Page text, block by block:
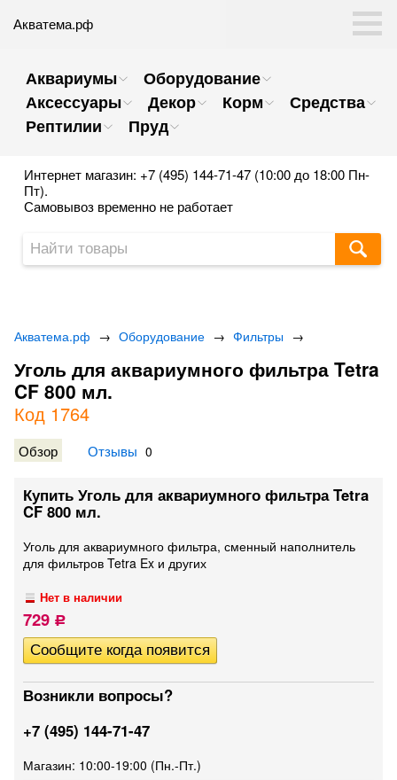
Акватема.рф
Аквариумы
Оборудование
Аксессуары
Декор Корм
Средства
Рептилии
Пруд
Интернет магазин: +7 (495) 144-71-47 (10:00 до 18:00 Пн-
Пт).
Самовывоз временно не работает
Акватема.рф → Оборудование → Фильтры →
Уголь для аквариумного фильтра Tetra
CF 800 мл.
Код 1764
Обзор Отзывы 0
Купить Уголь для аквариумного фильтра Tetra
CF 800 мл.
Уголь для аквариумного фильтра, сменный наполнитель
для фильтров Tetra Ex и других
Нет в наличии
729 Р
Возникли вопросы?
+7 (495) 144-71-47
Магазин: 10:00-19:00 (Пн.-Пт.)